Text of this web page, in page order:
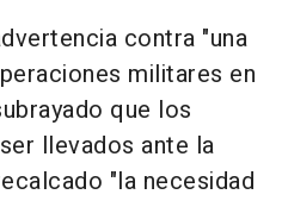
contra "una
militares en
que los
llevados ante la
"la necesidad